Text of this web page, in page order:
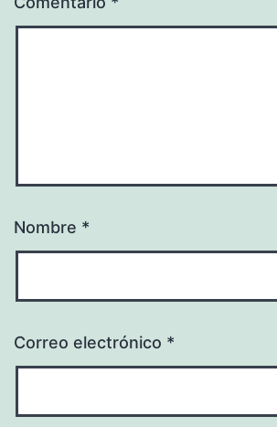
Nombre *
Correo electrónico *